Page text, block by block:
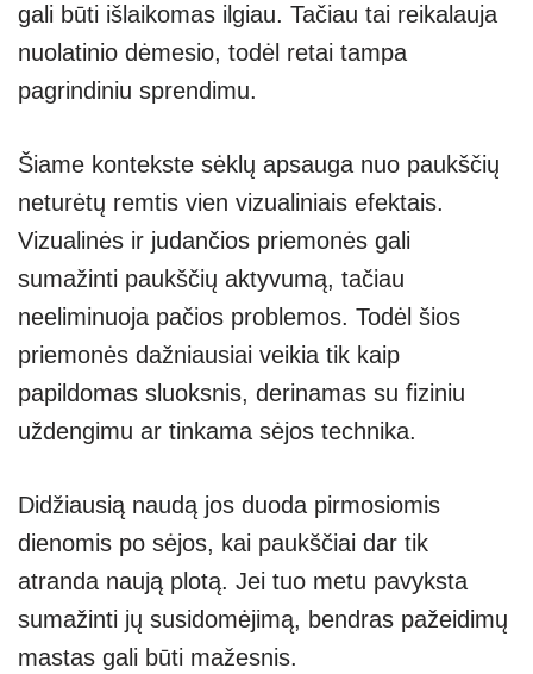
gali būti išlaikomas ilgiau. Tačiau tai reikalauja
nuolatinio dėmesio, todėl retai tampa
pagrindiniu sprendimu.
Šiame kontekste sėklų apsauga nuo paukščių
neturėtų remtis vien vizualiniais efektais.
Vizualinės ir judančios priemonės gali
sumažinti paukščių aktyvumą, tačiau
neeliminuoja pačios problemos. Todėl šios
priemonės dažniausiai veikia tik kaip
papildomas sluoksnis, derinamas su fiziniu
uždengimu ar tinkama sėjos technika.
Didžiausią naudą jos duoda pirmosiomis
dienomis po sėjos, kai paukščiai dar tik
atranda naują plotą. Jei tuo metu pavyksta
sumažinti jų susidomėjimą, bendras pažeidimų
mastas gali būti mažesnis.